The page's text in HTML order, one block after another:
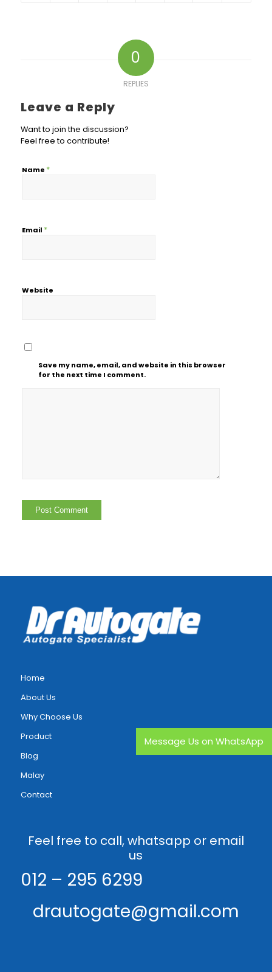
0
REPLIES
Leave a Reply
Want to join the discussion?
Feel free to contribute!
Name *
Email *
Website
Save my name, email, and website in this browser
for the next time I comment.
Home
About Us
Why Choose Us
Product
Blog
Malay
Contact
Feel free to call, whatsapp or email
us
012 – 295 6299
drautogate@gmail.com
Message Us on WhatsApp